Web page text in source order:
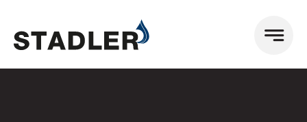
Inhalt
springen